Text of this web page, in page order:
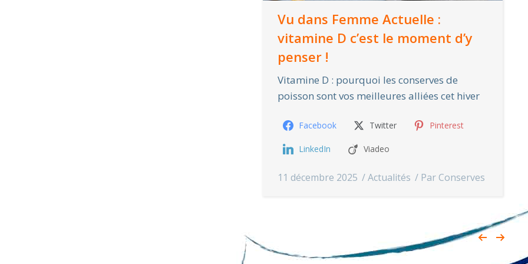
Vu dans Femme Actuelle :
vitamine D c’est le moment d’y
penser !
Vitamine D : pourquoi les conserves de
poisson sont vos meilleures alliées cet hiver
Facebook Twitter Pinterest
LinkedIn Viadeo
11 décembre 2025 Actualités Par Conserves